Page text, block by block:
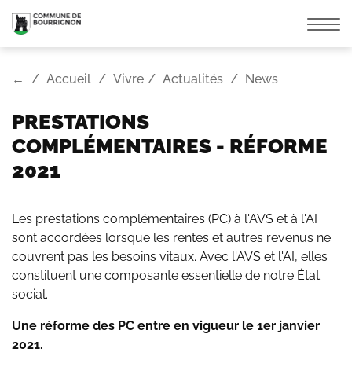
la
← Accueil Vivre Actualités News
PRESTATIONS
COMPLÉMENTAIRES - RÉFORME
2021
Les prestations complémentaires (PC) à l'AVS et à l'AI
sont accordées lorsque les rentes et autres revenus ne
couvrent pas les besoins vitaux. Avec l'AVS et l'AI, elles
constituent une composante essentielle de notre État
social.
Une réforme des PC entre en vigueur le 1er janvier
2021.